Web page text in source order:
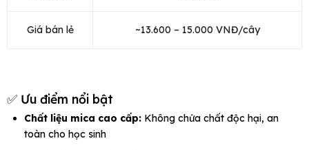
Giá bán lẻ ~13.600 – 15.000 VNĐ/cây
✅ Ưu điểm nổi bật
Chất liệu mica cao cấp: Không chứa chất độc hại, an
toàn cho học sinh